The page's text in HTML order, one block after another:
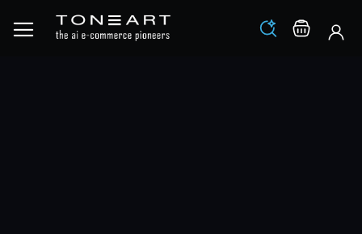
Los